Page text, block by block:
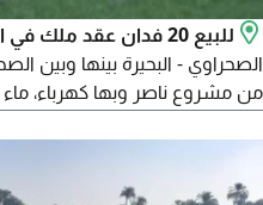
من مشروع ناصر وبها كهرباء،
بالاضافة الى أتعاب المكتب، لا